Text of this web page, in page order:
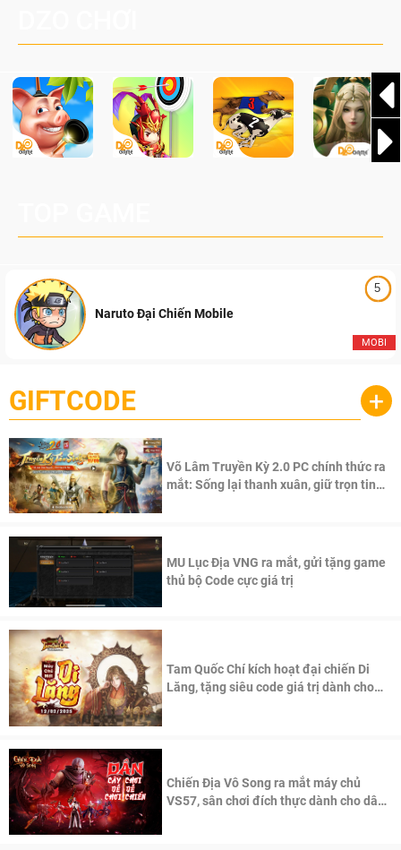
5
MOBI
Naruto Đại Chiến Mobile
GIFTCODE +
Võ Lâm Truyền Kỳ 2.0 PC chính thức ra
mắt: Sống lại thanh xuân, giữ trọn tinh
MU Lục Địa VNG ra mắt, gửi tặng game
thủ bộ Code cực giá trị
Tam Quốc Chí kích hoạt đại chiến Di
Lăng, tặng siêu code giá trị dành cho
Chiến Địa Vô Song ra mắt máy chủ
VS57, sân chơi đích thực dành cho dân